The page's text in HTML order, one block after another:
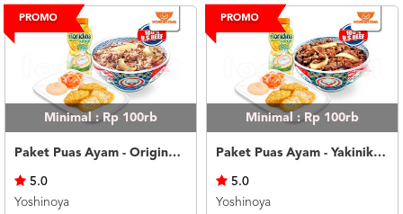
Minimal : Rp 100rb
Paket Puas Ayam - Original Beef Paket Puas (R)
5.0
Yoshinoya
Minimal : Rp 100rb
Paket Puas Ayam - Yakiniku Beef Paket Puas (R)
5.0
Yoshinoya